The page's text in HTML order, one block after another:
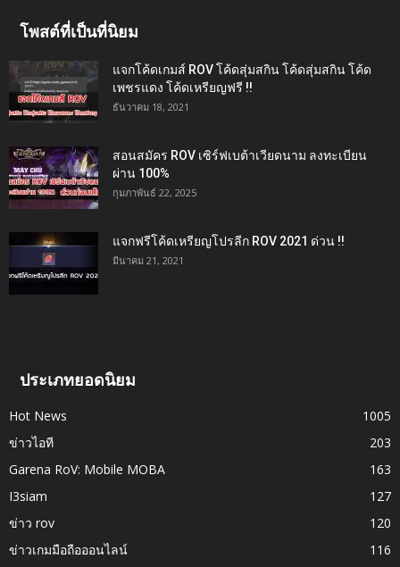
โพสต์ที่เป็นที่นิยม
แจกโค้ดเกมส์ ROV โค้ดสุ่มสกิน โค้ดสุ่มสกิน โค้ด
เพชรแดง โค้ดเหรียญฟรี !!
ธันวาคม 18, 2021
สอนสมัคร ROV เซิร์ฟเบต้าเวียดนาม ลงทะเบียน
ผ่าน 100%
กุมภาพันธ์ 22, 2025
แจกฟรีโค้ดเหรียญโปรลีก ROV 2021 ด่วน !!
มีนาคม 21, 2021
ประเภทยอดนิยม
Hot News
1005
ข่าวไอที
203
Garena RoV: Mobile MOBA
163
I3siam
127
ข่าว rov
120
ข่าวเกมมือถือออนไลน์
116